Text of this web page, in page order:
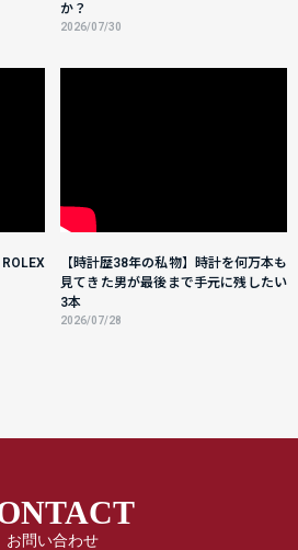
か？
2026/07/30
【時計歴38年の私物】時計を何万本も
見てきた男が最後まで手元に残したい
3本
2026/07/28
お問い合わせ